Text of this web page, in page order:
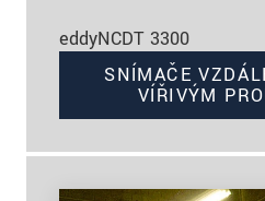
eddyNCDT 3300
SNÍMAČE
VÍŘIVÝM